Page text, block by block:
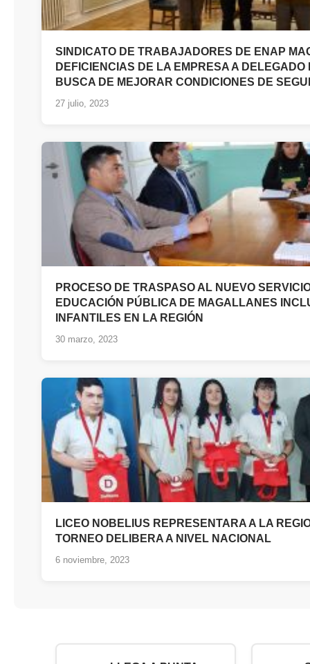
SINDICATO DE TRABAJADORES DE ENAP
DEFICIENCIAS DE LA EMPRESA A
BUSCA DE MEJORAR CONDICIONES DE
27 julio, 2023
PROCESO DE TRASPASO AL NUEVO
EDUCACIÓN PÚBLICA DE MAGALLANES
INFANTILES EN LA REGIÓN
30 marzo, 2023
LICEO NOBELIUS REPRESENTARA A LA
TORNEO DELIBERA A NIVEL NACIONAL
6 noviembre, 2023